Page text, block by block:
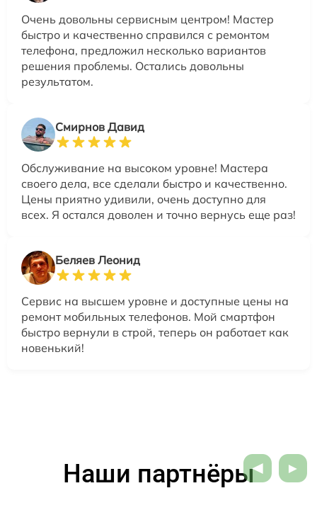
Очень довольны сервисным центром! Мастер
быстро и качественно справился с ремонтом
телефона, предложил несколько вариантов
решения проблемы. Остались довольны
результатом.
Смирнов Давид
Обслуживание на высоком уровне! Мастера
своего дела, все сделали быстро и качественно.
Цены приятно удивили, очень доступно для
всех. Я остался доволен и точно вернусь еще раз!
Беляев Леонид
Сервис на высшем уровне и доступные цены на
ремонт мобильных телефонов. Мой смартфон
быстро вернули в строй, теперь он работает как
новенький!
Наши партнёры